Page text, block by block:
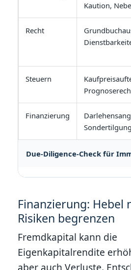
Due-Diligence-Check für
Kaution,
Recht
Steuern
Finanzierung
Finanzierung: Hebel
Risiken begrenzen
Fremdkapital kann die
Eigenkapitalrendite
aber auch Verluste.